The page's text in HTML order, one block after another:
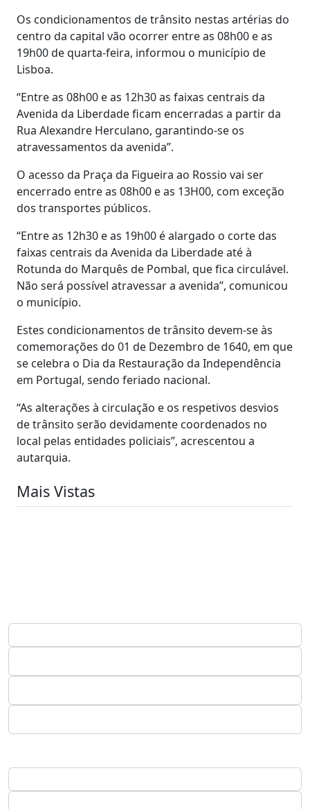
Os condicionamentos de trânsito nestas artérias do
centro da capital vão ocorrer entre as 08h00 e as
19h00 de quarta-feira, informou o município de
Lisboa.
“Entre as 08h00 e as 12h30 as faixas centrais da
Avenida da Liberdade ficam encerradas a partir da
Rua Alexandre Herculano, garantindo-se os
atravessamentos da avenida”.
O acesso da Praça da Figueira ao Rossio vai ser
encerrado entre as 08h00 e as 13H00, com exceção
dos transportes públicos.
“Entre as 12h30 e as 19h00 é alargado o corte das
faixas centrais da Avenida da Liberdade até à
Rotunda do Marquês de Pombal, que fica circulável.
Não será possível atravessar a avenida”, comunicou
o município.
Estes condicionamentos de trânsito devem-se às
comemorações do 01 de Dezembro de 1640, em que
se celebra o Dia da Restauração da Independência
em Portugal, sendo feriado nacional.
“As alterações à circulação e os respetivos desvios
de trânsito serão devidamente coordenados no
local pelas entidades policiais”, acrescentou a
autarquia.
Mais Vistas